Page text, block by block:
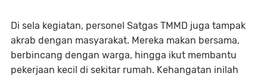
Di sela kegiatan, personel Satgas TMMD juga tampak
akrab dengan masyarakat. Mereka makan bersama,
berbincang dengan warga, hingga ikut membantu
pekerjaan kecil di sekitar rumah. Kehangatan inilah